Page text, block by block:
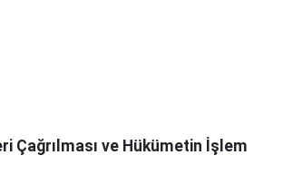
Çağrılması ve Hükümetin İşlem